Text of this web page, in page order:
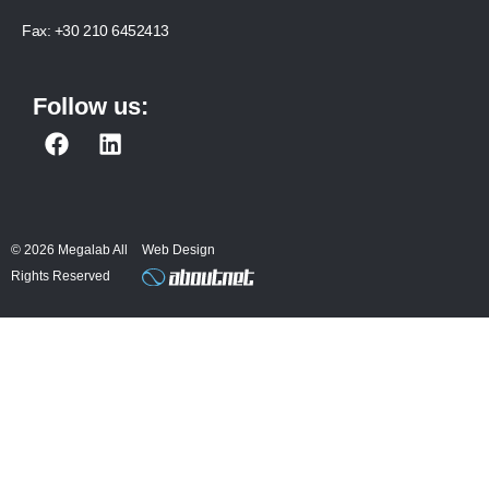
Fax: +30 210 6452413
Follow us:
F
b
o
k
L
e
d
n
© 2026 Megalab All
Rights Reserved
Web Design